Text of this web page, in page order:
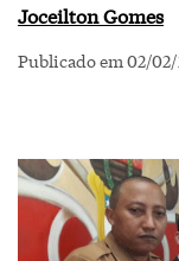
Joceilton Gomes
Publicado em 02/02/